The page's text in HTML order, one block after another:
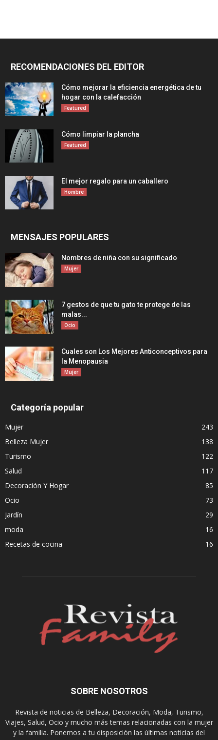
RECOMENDACIONES DEL EDITOR
Cómo mejorar la eficiencia energética de tu
hogar con la calefacción
Featured
Cómo limpiar la plancha
Featured
El mejor regalo para un caballero
Hombre
MENSAJES POPULARES
Nombres de niña con su significado
Mujer
7 gestos de que tu gato te protege de las
malas...
Ocio
Cuales son Los Mejores Anticonceptivos para
la Menopausia
Mujer
Categoría popular
Mujer
243
Belleza Mujer
138
Turismo
122
Salud
117
Decoración Y Hogar
85
Ocio
73
Jardín
29
moda
16
Recetas de cocina
16
SOBRE NOSOTROS
Revista de noticias de Belleza, Decoración, Moda, Turismo,
Viajes, Salud, Ocio y mucho más temas relacionadas con la mujer
y la familia. Ponemos a tu disposición las últimas noticias del